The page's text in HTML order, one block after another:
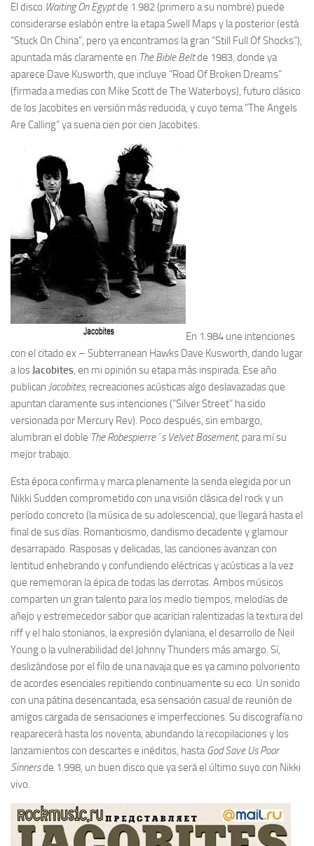
El disco Waiting On Egyptde 1.982 (primero a su nombre) puede
considerarse eslabón entre la etapa Swell Maps y la posterior (está
“Stuck On China”, pero ya encontramos la gran “Still Full Of Shocks”),
apuntada más claramente en The Bible Beltde 1983, donde ya
aparece Dave Kusworth, que incluye “Road Of Broken Dreams”
(firmada a medias con Mike Scott de The Waterboys), futuro clásico
de los Jacobites en versión más reducida, y cuyo tema “The Angels
Are Calling” ya suena cien por cien Jacobites.
En 1.984 une intenciones
con el citado ex – Subterranean Hawks Dave Kusworth, dando lugar
a los Jacobites, en mi opinión su etapa más inspirada. Ese año
publican Jacobites, recreaciones acústicas algo deslavazadas que
apuntan claramente sus intenciones (“Silver Street” ha sido
versionada por Mercury Rev). Poco después, sin embargo,
alumbran el doble The Robespierre´s Velvet Basement, para mí su
mejor trabajo.
Esta época confirma y marca plenamente la senda elegida por un
Nikki Sudden comprometido con una visión clásica del rock y un
período concreto (la música de su adolescencia), que llegará hasta el
final de sus días. Romanticismo, dandismo decadente y glamour
desarrapado. Rasposas y delicadas, las canciones avanzan con
lentitud enhebrando y confundiendo eléctricas y acústicas a la vez
que rememoran la épica de todas las derrotas. Ambos músicos
comparten un gran talento para los medio tiempos, melodías de
añejo y estremecedor sabor que acarician ralentizadas la textura del
riff y el halo stonianos, la expresión dylaniana, el desarrollo de Neil
Young o la vulnerabilidad del Johnny Thunders más amargo. Sí,
deslizándose por el filo de una navaja que es ya camino polvoriento
de acordes esenciales repitiendo continuamente su eco. Un sonido
con una pátina desencantada, esa sensación casual de reunión de
amigos cargada de sensaciones e imperfecciones. Su discografía no
reaparecerá hasta los noventa, abundando la recopilaciones y los
lanzamientos con descartes e inéditos, hastaGod Save Us Poor
Sinnersde 1.998, un buen disco que ya será el último suyo con Nikki
vivo.